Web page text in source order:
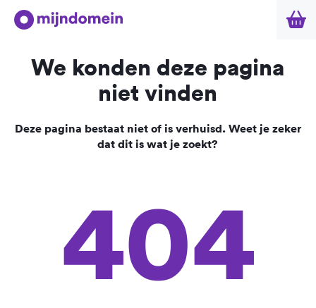
We konden deze pagina
niet vinden
Deze pagina bestaat niet of is verhuisd. Weet je zeker
dat dit is wat je zoekt?
404